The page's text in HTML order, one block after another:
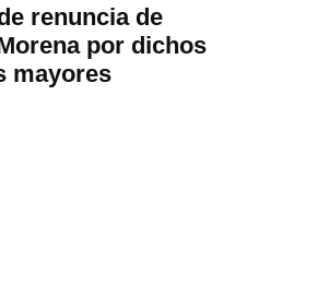
renuncia de
por dichos
mayores